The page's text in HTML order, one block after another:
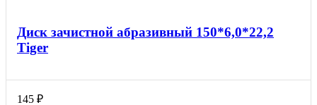
Диск зачистной абразивный 150*6,0*22,2
Tiger
145 ₽